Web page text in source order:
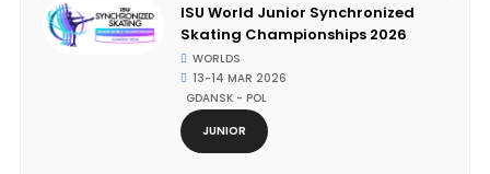
ISU World Junior Synchronized
Skating Championships 2026
WORLDS
13-14 MAR 2026
GDANSK - POL
JUNIOR